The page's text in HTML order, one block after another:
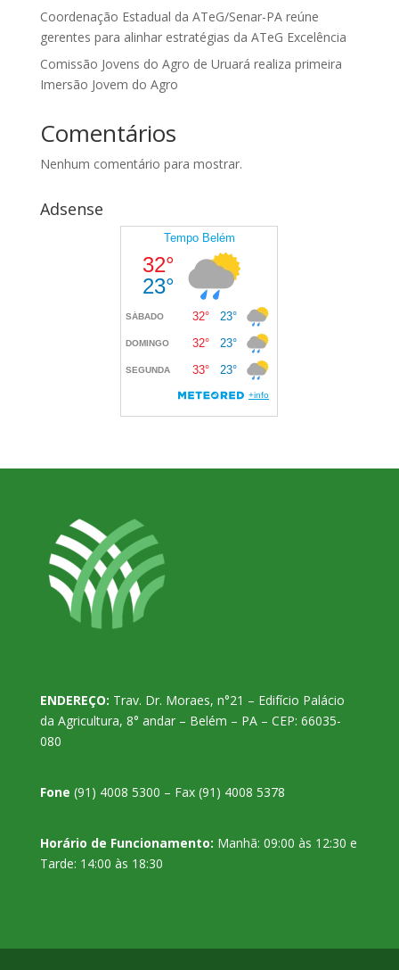
Coordenação Estadual da ATeG/Senar-PA reúne
gerentes para alinhar estratégias da ATeG Excelência
Comissão Jovens do Agro de Uruará realiza primeira
Imersão Jovem do Agro
Comentários
Nenhum comentário para mostrar.
Adsense
ENDEREÇO: Trav. Dr. Moraes, n°21 – Edifício Palácio
da Agricultura, 8° andar – Belém – PA – CEP: 66035-
080
Fone (91) 4008 5300 – Fax (91) 4008 5378
Horário de Funcionamento: Manhã: 09:00 às 12:30 e
Tarde: 14:00 às 18:30